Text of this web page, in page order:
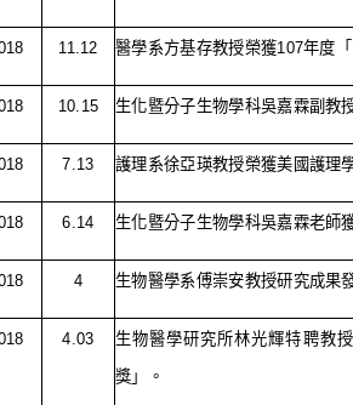
11.12 醫學系方基存教授榮獲107年度
10.15 生化暨分子生物學科吳嘉霖副教
7.13 護理系徐亞瑛教授榮獲美國護理
6.14 生化暨分子生物學科吳嘉霖老師
4 生物醫學系傅崇安教授研究成果
4.03 生物醫學研究所林光輝特聘教
獎」。